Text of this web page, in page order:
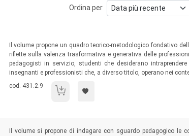
Ordina per
Sommario:
Il volume propone un quadro teorico-metodologico fondativo
riflette sulla valenza trasformativa e generativa delle
pedagogisti in servizio, studenti che desiderano
insegnanti e professionisti che, a diverso titolo, operano nei
Codice libro:
cod. 431.2.9 Contesti educativi per il sociale
Sommario:
Il volume si propone di indagare con sguardo pedagogico le